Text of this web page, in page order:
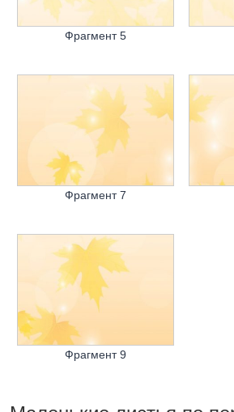
Фрагмент 5
Фрагмент 7
Фрагмент 9